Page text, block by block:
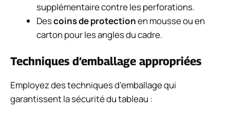
supplémentaire contre les perforations.
Descoins de protectionen mousse ou en
carton pour les angles du cadre.
Techniques d’emballage appropriées
Employez des techniques d’emballage qui
garantissent la sécurité du tableau :